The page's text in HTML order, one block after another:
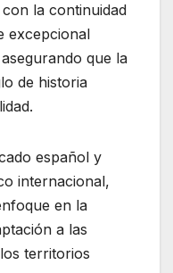
la continuidad
excepcional
que la
de historia
español y
internacional,
en la
a las
territorios